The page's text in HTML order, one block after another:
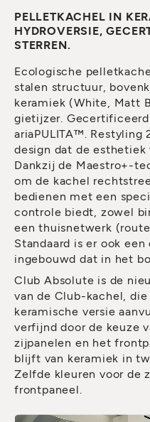
PELLETKACHEL IN
HYDROVERSIE,
STERREN.
Ecologische
stalen structuur,
keramiek (White, Matt
gietijzer.
ariaPULITA™.
design dat de esthetiek
Dankzij de Maestro+-
om de kachel
bedienen met een
controle biedt, zowel
een thuisnetwerk
Standaard is er ook
ingebouwd dat in het
Club Absolute is de
van de Club-kachel,
keramische versie
verfijnd door de keuze
zijpanelen en het
blijft van keramiek in
Zelfde kleuren voor de
frontpaneel.